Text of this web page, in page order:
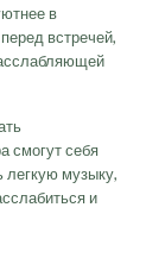
в
встречей,
смогут себя
легкую музыку,
и